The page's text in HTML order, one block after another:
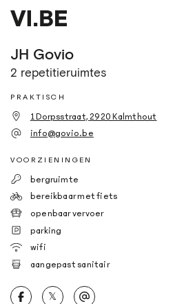
JH Govio
2 repetitieruimtes
PRAKTISCH
1 Dorpsstraat, 2920 Kalmthout
info@govio.be
VOORZIENINGEN
bergruimte
bereikbaar met fiets
openbaar vervoer
parking
wifi
aangepast sanitair
𝕏